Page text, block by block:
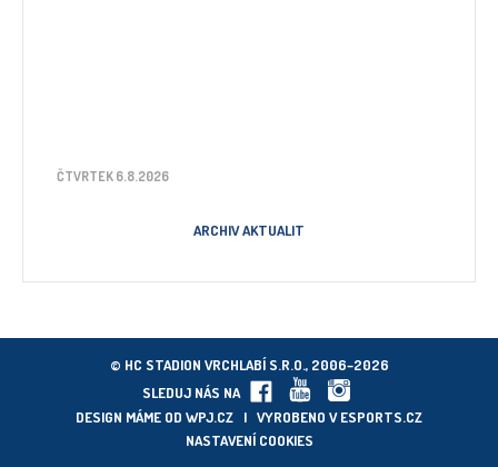
ČTVRTEK 6.8.2026
ARCHIV AKTUALIT
© HC STADION VRCHLABÍ S.R.O., 2006–2026
SLEDUJ NÁS NA
DESIGN MÁME OD WPJ.CZ | VYROBENO VESPORTS.CZ
NASTAVENÍ COOKIES